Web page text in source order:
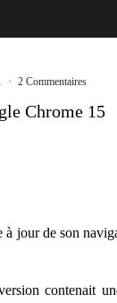
· 2 Commentaires
Chrome 15
à jour de son
contenait